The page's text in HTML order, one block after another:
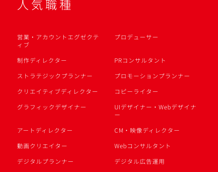
人気職種
営業・アカウントエグゼクテ
ィブ
プロデューサー
制作ディレクター
PRコンサルタント
ストラテジックプランナー
プロモーションプランナー
クリエイティブディレクター
コピーライター
グラフィックデザイナー
UIデザイナー・Webデザイナ
ー
アートディレクター
CM・映像ディレクター
動画クリエイター
Webコンサルタント
デジタルプランナー
デジタル広告運用